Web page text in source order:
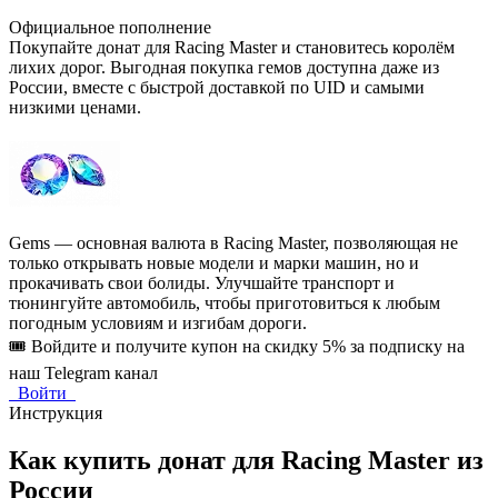
Официальное пополнение
Покупайте донат для Racing Master и становитесь королём
лихих дорог. Выгодная покупка гемов доступна даже из
России, вместе с быстрой доставкой по UID и самыми
низкими ценами.
Gems — основная валюта в Racing Master, позволяющая не
только открывать новые модели и марки машин, но и
прокачивать свои болиды. Улучшайте транспорт и
тюнингуйте автомобиль, чтобы приготовиться к любым
погодным условиям и изгибам дороги.
🎟️ Войдите и получите купон на скидку 5% за подписку на
наш Telegram канал
Войти
Инструкция
Как купить донат для Racing Master из
России